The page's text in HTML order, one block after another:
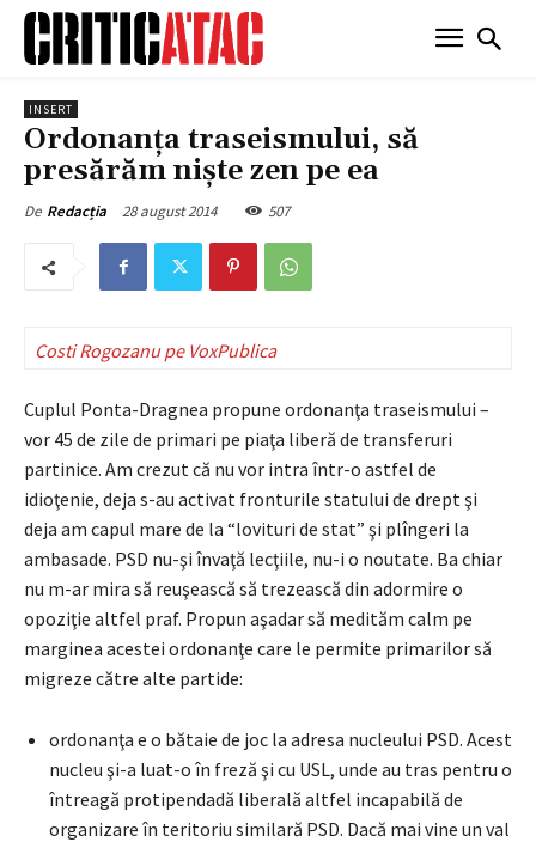
INSERT
Ordonanţa traseismului, să
presărăm nişte zen pe ea
De Redacția 28 august 2014 507
Costi Rogozanu pe VoxPublica
Cuplul Ponta-Dragnea propune ordonanţa traseismului –
vor 45 de zile de primari pe piaţa liberă de transferuri
partinice. Am crezut că nu vor intra într-o astfel de
idioţenie, deja s-au activat fronturile statului de drept şi
deja am capul mare de la “lovituri de stat” şi plîngeri la
ambasade. PSD nu-şi învaţă lecţiile, nu-i o noutate. Ba chiar
nu m-ar mira să reuşească să trezească din adormire o
opoziţie altfel praf. Propun aşadar să medităm calm pe
marginea acestei ordonanţe care le permite primarilor să
migreze către alte partide:
ordonanţa e o bătaie de joc la adresa nucleului PSD. Acest
nucleu şi-a luat-o în freză şi cu USL, unde au tras pentru o
întreagă protipendadă liberală altfel incapabilă de
organizare în teritoriu similară PSD. Dacă mai vine un val